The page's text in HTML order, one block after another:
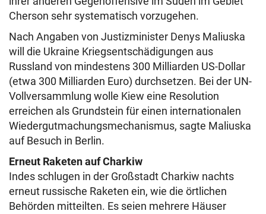
Cherson sehr systematisch vorzugehen.
Nach Angaben von Justizminister Denys Maliuska
will die Ukraine Kriegsentschädigungen aus
Russland von mindestens 300 Milliarden US-Dollar
(etwa 300 Milliarden Euro) durchsetzen. Bei der UN-
Vollversammlung wolle Kiew eine Resolution
erreichen als Grundstein für einen internationalen
Wiedergutmachungsmechanismus, sagte Maliuska
auf Besuch in Berlin.
Erneut Raketen auf Charkiw
Indes schlugen in der Großstadt Charkiw nachts
erneut russische Raketen ein, wie die örtlichen
Behörden mitteilten. Es seien mehrere Häuser